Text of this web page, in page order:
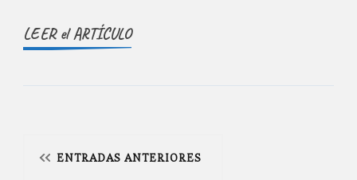
LEER el ARTÍCULO
Navegación
ENTRADAS ANTERIORES